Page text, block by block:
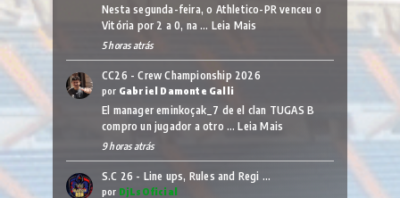
Nesta segunda-feira, o Athletico-PR venceu o
Vitória por 2 a 0, na … Leia Mais
5 horas atrás
CC26 - Crew Championship 2026
por Gabriel Damonte Galli
El manager eminkoçak_7 de el clan TUGAS B
compro un jugador a otro …Leia Mais
9 horas atrás
S.C 26 - Line ups, Rules and Regi …
por DjLsOficial